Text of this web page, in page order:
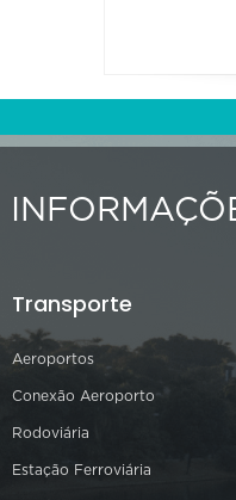
Transporte
Aeroportos
Conexão Aeroporto
Rodoviária
Estação Ferroviária